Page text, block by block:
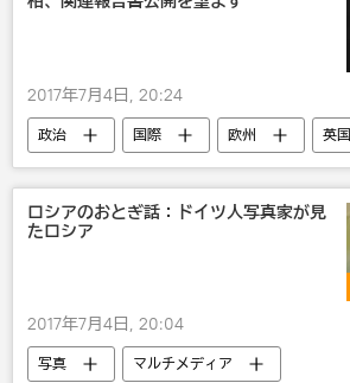
2017年7月4日, 20:24
政治 国際 欧州
英国
テリーザ・メイ
ロシアのおとぎ話：ドイツ人写真家が見
たロシア
2017年7月4日, 20:04
写真 マルチメディア